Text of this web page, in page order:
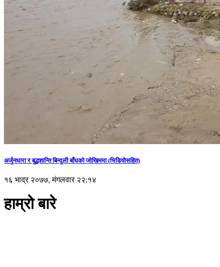
अर्जुनधारा र बुद्धशान्ति बिन्दुली बाँधको जोखिममा (भिडियाेसहित)
१६ भाद्र २०७७, मंगलवार २२:१४
हाम्रो बारे